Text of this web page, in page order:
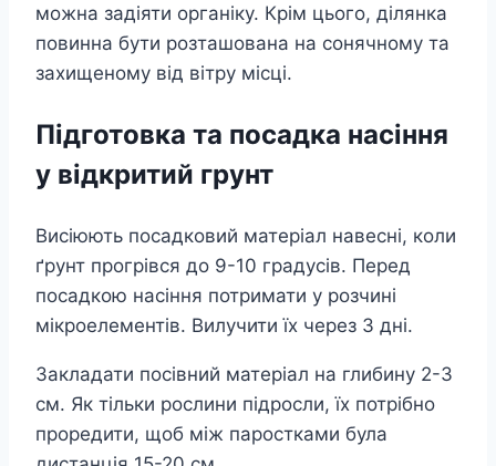
можна задіяти органіку. Крім цього, ділянка
повинна бути розташована на сонячному та
захищеному від вітру місці.
Підготовка та посадка насіння
у відкритий грунт
Висіюють посадковий матеріал навесні, коли
ґрунт прогрівся до 9-10 градусів. Перед
посадкою насіння потримати у розчині
мікроелементів. Вилучити їх через 3 дні.
Закладати посівний матеріал на глибину 2-3
см. Як тільки рослини підросли, їх потрібно
проредити, щоб між паростками була